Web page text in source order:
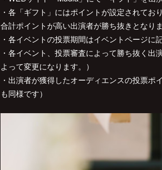
・各「ギフト」にはポイントが設定されて
合計ポイントが高い出演者が勝ち抜きとなりま
・各イベントの投票期間はイベントページに
・各イベント、投票審査によって勝ち抜く
よって変更になります。）
・出演者が獲得したオーディエンスの投票
も同様です）